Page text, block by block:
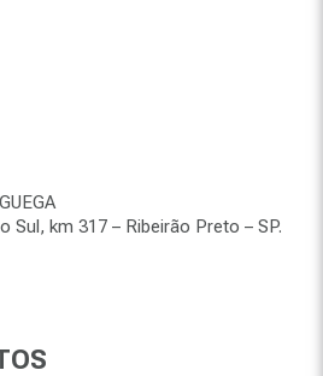
Sul, km 317 – Ribeirão Preto – SP.